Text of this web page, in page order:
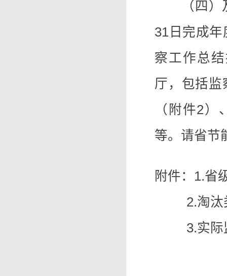
（四）及
31日完成
察工作总
厅，包括监
（附件2
等。请省节
附件： 1.省
2.淘
3.实